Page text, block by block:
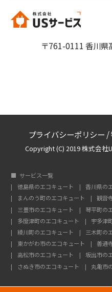
〒761-0111 香川県
プライバシーポリシー /
Copyright (C) 2019 株式会社
サービス一覧
徳島県のエコキュート
香川県の
まんのう町のエコキュート
観音
三豊市のエコキュート
琴平町の
多度津町のエコキュート
宇多津
綾川町のエコキュート
三木町の
東かがわ市のエコキュート
善通
高松市のエコキュート
坂出市の
さぬき市のエコキュート
丸亀市